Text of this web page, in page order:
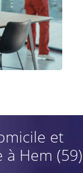
et
Hem (59)